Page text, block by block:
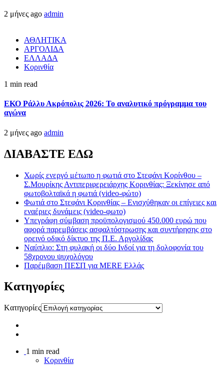
2 μήνες ago admin
ΑΘΛΗΤΙΚΑ
ΑΡΓΟΛΙΔΑ
ΕΛΛΑΔΑ
Κορινθία
1 min read
ΕΚΟ Ράλλυ Ακρόπολις 2026: Το αναλυτικό πρόγραμμα του
αγώνα
2 μήνες ago admin
ΔΙΑΒΑΣΤΕ ΕΔΩ
Χωρίς ενεργό μέτωπο η φωτιά στο Στεφάνι Κορίνθου –
Σ.Μουρίκης Αντιπεριφερειάρχης Κορινθίας: Ξεκίνησε από
φωτοβολταϊκά η φωτιά (video-φώτο)
Φωτιά στο Στεφάνι Κορινθίας – Ενισχύθηκαν οι επίγειες και
εναέριες δυνάμεις (video-φωτο)
Υπεγράφη σύμβαση προϋπολογισμού 450.000 ευρώ που
αφορά παρεμβάσεις ασφαλτόστρωσης και συντήρησης στο
ορεινό οδικό δίκτυο της Π.Ε. Αργολίδας
Ναύπλιο: Στη φυλακή οι δύο Ινδοί για τη δολοφονία του
58χρονου ψυχολόγου
Παρέμβαση ΠΕΣΠ για MERE Ελλάς
Kατηγορίες
Kατηγορίες
1 min read
Κορινθία